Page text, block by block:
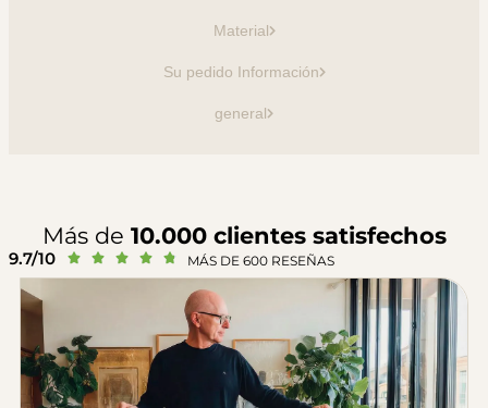
Material
Su pedido Información
general
Más de 10.000 clientes satisfechos
9.7/10      MÁS DE 600 RESEÑAS